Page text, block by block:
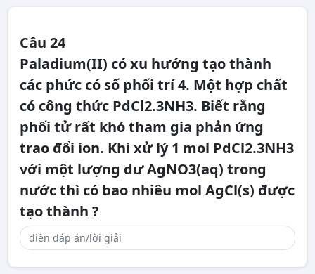
Câu 24
Paladium(II) có xu hướng tạo thành
các phức có số phối trí 4. Một hợp chất
có công thức PdCl2.3NH3. Biết rằng
phối tử rất khó tham gia phản ứng
trao đổi ion. Khi xử lý 1 mol PdCl2.3NH3
với một lượng dư AgNO3(aq) trong
nước thì có bao nhiêu mol AgCl(s) được
tạo thành ?